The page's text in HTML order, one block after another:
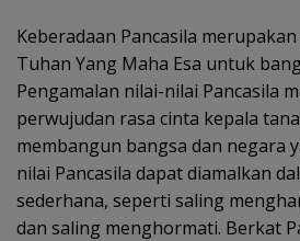
Keberadaan Pancasila
Tuhan Yang Maha Esa untuk
Pengamalan nilai-nilai Pancasila
perwujudan rasa cinta kepala
membangun bangsa dan negara
nilai Pancasila dapat diamalkan
sederhana, seperti saling
dan saling menghormati. Berkat